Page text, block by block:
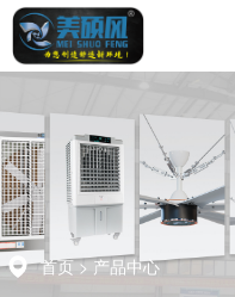
首页>产品中心